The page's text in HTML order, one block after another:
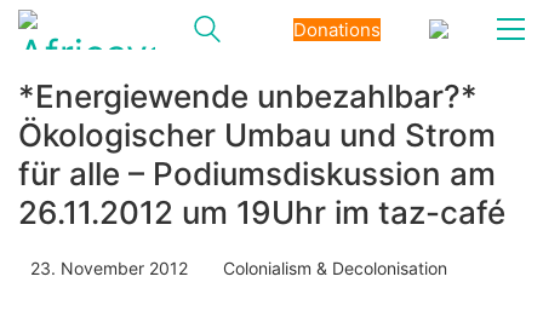
Donations
*Energiewende unbezahlbar?*
Ökologischer Umbau und Strom
für alle – Podiumsdiskussion am
26.11.2012 um 19Uhr im taz-café
23. November 2012 Colonialism & Decolonisation